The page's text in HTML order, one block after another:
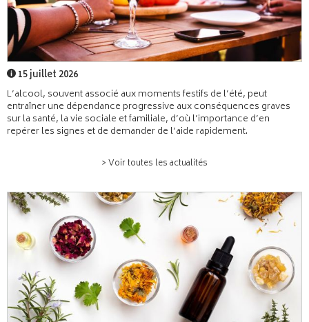
15 juillet 2026
L’alcool, souvent associé aux moments festifs de l’été, peut
entraîner une dépendance progressive aux conséquences graves
sur la santé, la vie sociale et familiale, d’où l’importance d’en
repérer les signes et de demander de l’aide rapidement.
> Voir toutes les actualités